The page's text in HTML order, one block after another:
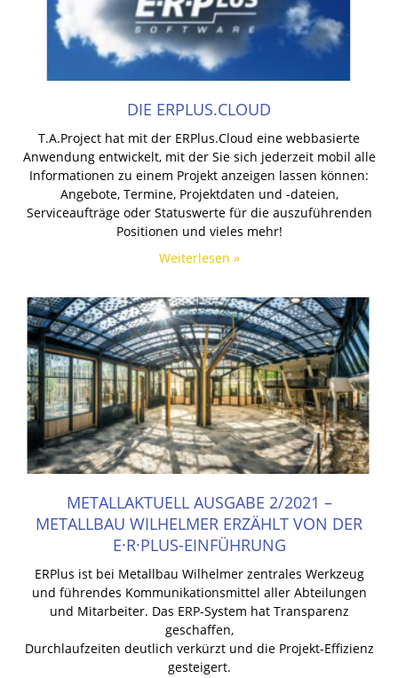
DIE ERPLUS.CLOUD
T.A.Project hat mit der ERPlus.Cloud eine webbasierte
Anwendung entwickelt, mit der Sie sich jederzeit mobil alle
Informationen zu einem Projekt anzeigen lassen können:
Angebote, Termine, Projektdaten und -dateien,
Serviceaufträge oder Statuswerte für die auszuführenden
Positionen und vieles mehr!
Weiterlesen »
METALLAKTUELL AUSGABE 2/2021 –
METALLBAU WILHELMER ERZÄHLT VON DER
E·R·PLUS-EINFÜHRUNG
ERPlus ist bei Metallbau Wilhelmer zentrales Werkzeug
und führendes Kommunikationsmittel aller Abteilungen
und Mitarbeiter. Das ERP-System hat Transparenz
geschaffen,
Durchlaufzeiten deutlich verkürzt und die Projekt-Effizienz
gesteigert.